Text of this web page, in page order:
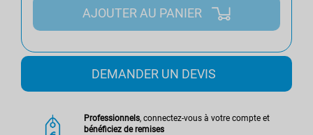
AJOUTER AU PANIER
DEMANDER UN DEVIS
Professionnels, connectez-vous à votre compte et
bénéficiez de remises